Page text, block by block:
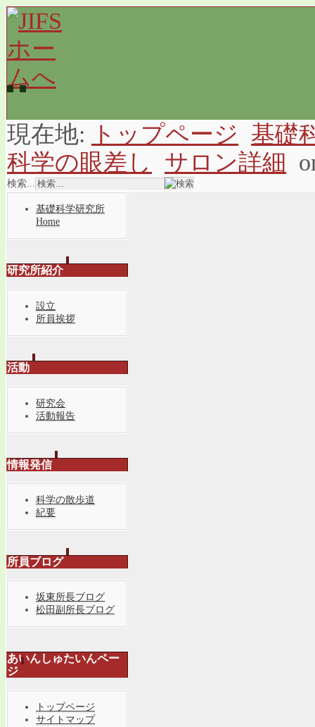
現在地: トップページ 基礎
科学の眼差し
サロン詳細
検索...
基礎科学研究所
Home
研究所紹介
設立
所員挨拶
活動
研究会
活動報告
情報発信
科学の散歩道
紀要
所員ブログ
坂東所長ブログ
松田副所長ブログ
あいんしゅたいんペー
ジ
トップページ
サイトマップ